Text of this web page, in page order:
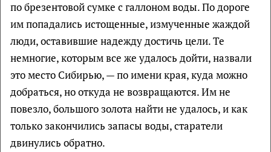
по брезентовой сумке с галлоном воды. По дороге
им попадались истощенные, измученные жаждой
люди, оставившие надежду достичь цели. Те
немногие, которым все же удалось дойти, назвали
это место Сибирью, — по имени края, куда можно
добраться, но откуда не возвращаются. Им не
повезло, большого золота найти не удалось, и как
только закончились запасы воды, старатели
двинулись обратно.